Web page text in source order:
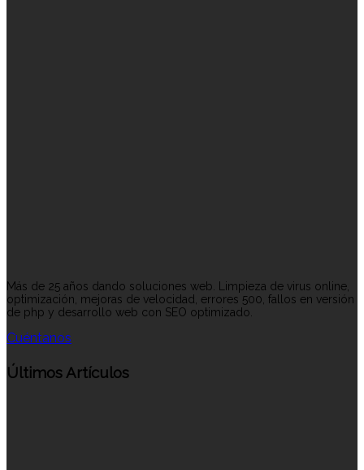
Más de 25 años dando soluciones web. Limpieza de virus online,
optimización, mejoras de velocidad, errores 500, fallos en versión
de php y desarrollo web con SEO optimizado.
Cuéntanos
Últimos Artículos